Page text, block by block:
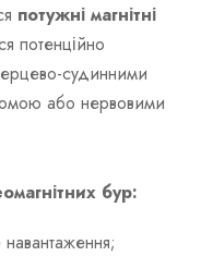
потужні магнітні
потенційно
судинними
або нервовими
бур: